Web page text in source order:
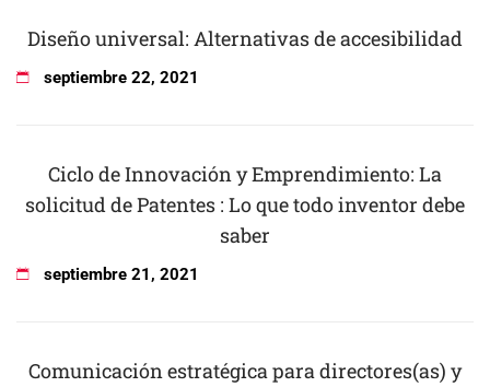
Diseño universal: Alternativas de accesibilidad
septiembre 22, 2021
Ciclo de Innovación y Emprendimiento: La
solicitud de Patentes : Lo que todo inventor debe
saber
septiembre 21 , 2021
Comunicación estratégica para directores(as) y